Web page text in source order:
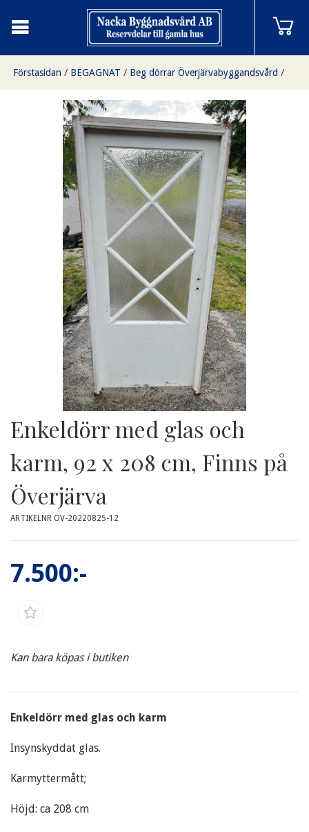
Förstasidan / BEGAGNAT / Beg dörrar Överjärvabyggandsvård /
Enkeldörr med glas /
Enkeldörr med glas och karm, 92 x 208 cm, Finns på Överjärva
Enkeldörr med glas och
karm, 92 x 208 cm, Finns på
Överjärva
ARTIKELNR OV-20220825-12
7.500:-
Kan bara köpas i butiken
Enkeldörr med glas och karm
Insynskyddat glas.
Karmyttermått;
Höjd: ca 208 cm